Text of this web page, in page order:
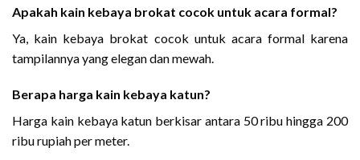
Apakah kain kebaya brokat cocok untuk acara formal?
Ya, kain kebaya brokat cocok untuk acara formal karena
tampilannya yang elegan dan mewah.
Berapa harga kain kebaya katun?
Harga kain kebaya katun berkisar antara 50 ribu hingga 200
ribu rupiah per meter.